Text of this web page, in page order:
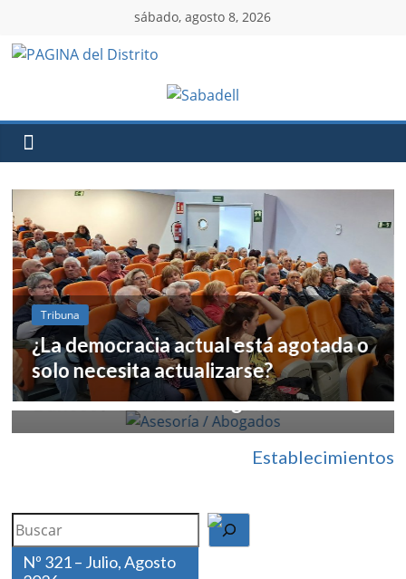
sábado, agosto 8, 2026
Tribuna
¿La democracia actual está agotada o
solo necesita actualizarse?
Asesoría / Abogados Establecimientos
Servicios / Abogados / Asesoría /
Bancos / Gestoría / Seguros
Establecimientos
Search
Nº 321 – Julio, Agosto